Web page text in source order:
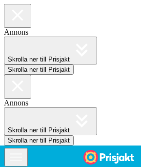
Annons
Skrolla ner till Prisjakt
Skrolla ner till Prisjakt
Annons
Skrolla ner till Prisjakt
Skrolla ner till Prisjakt